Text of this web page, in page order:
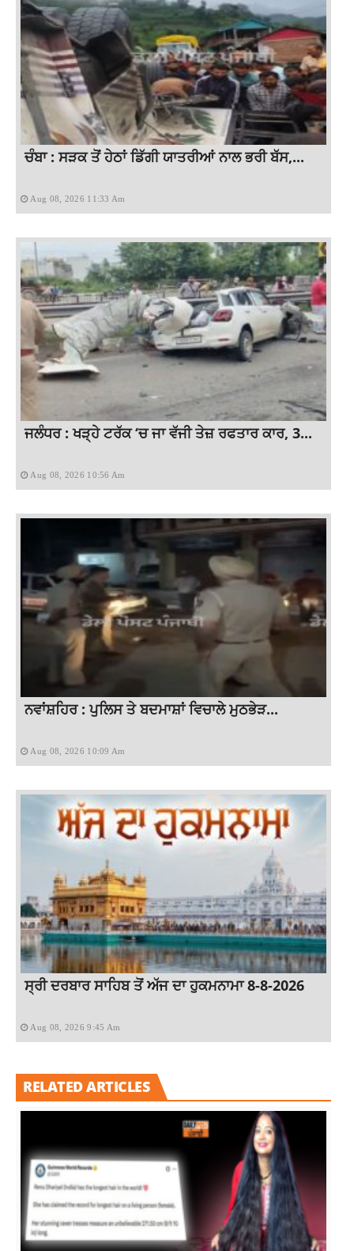
ਚੰਬਾ : ਸੜਕ ਤੋਂ ਹੇਠਾਂ ਡਿੱਗੀ ਯਾਤਰੀਆਂ ਨਾਲ ਭਰੀ ਬੱਸ,...
Aug 08, 2026 11:33 Am
ਜਲੰਧਰ : ਖੜ੍ਹੇ ਟਰੱਕ ‘ਚ ਜਾ ਵੱਜੀ ਤੇਜ਼ ਰਫਤਾਰ ਕਾਰ, 3...
Aug 08, 2026 10:56 Am
ਨਵਾਂਸ਼ਹਿਰ : ਪੁਲਿਸ ਤੇ ਬਦਮਾਸ਼ਾਂ ਵਿਚਾਲੇ ਮੁਠਭੇੜ...
Aug 08, 2026 10:09 Am
ਸ੍ਰੀ ਦਰਬਾਰ ਸਾਹਿਬ ਤੋਂ ਅੱਜ ਦਾ ਹੁਕਮਨਾਮਾ 8-8-2026
Aug 08, 2026 9:45 Am
RELATED ARTICLES